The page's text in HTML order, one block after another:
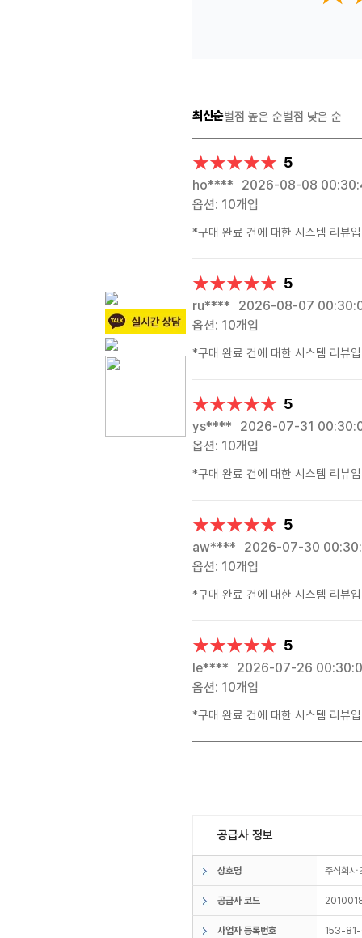
최신순별점 높은 순별점 낮은 순
★★★★★
★★★★★ 5
ho**** 2026-08-08
옵션: 10개입
*구매 완료 건에 대한 시스템 리뷰
★★★★★
★★★★★ 5
ru**** 2026-08-07
옵션: 10개입
*구매 완료 건에 대한 시스템 리뷰
★★★★★
★★★★★ 5
ys**** 2026-07-31
옵션: 10개입
*구매 완료 건에 대한 시스템 리뷰
★★★★★
★★★★★ 5
aw**** 2026-07-30
옵션: 10개입
*구매 완료 건에 대한 시스템 리뷰
★★★★★
★★★★★ 5
le**** 2026-07-26
옵션: 10개입
*구매 완료 건에 대한 시스템 리뷰
공급사 정보
상호명 주식회
공급사 코드
사업자 등록번호 153-